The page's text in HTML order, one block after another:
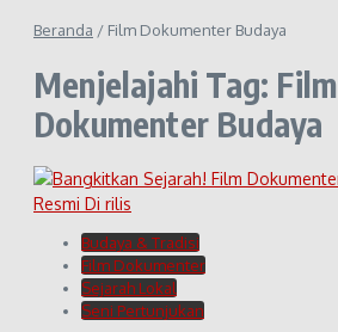
Beranda / Film Dokumenter Budaya
Menjelajahi Tag: Film
Dokumenter Budaya
Budaya & Tradisi
Film Dokumenter
Sejarah Lokal
Seni Pertunjukan